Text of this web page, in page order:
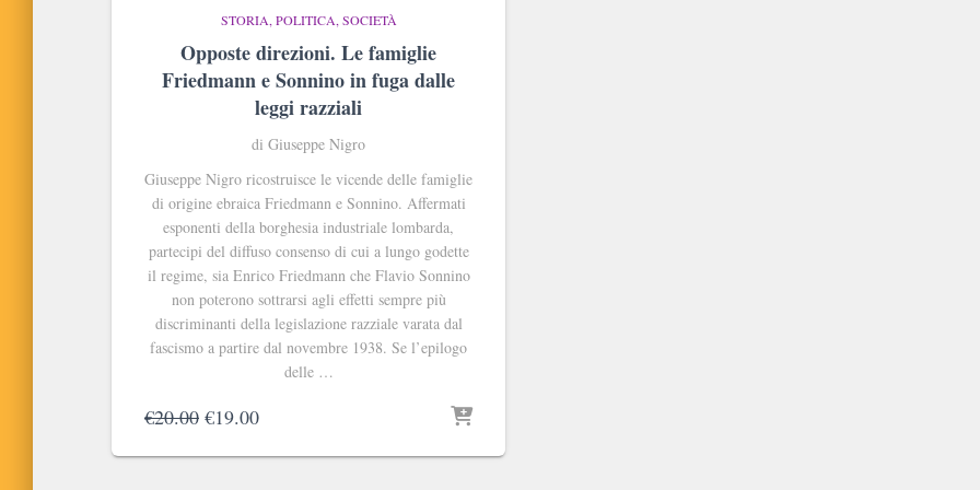
STORIA, POLITICA, SOCIETÀ
Opposte direzioni. Le famiglie
Friedmann e Sonnino in fuga dalle
leggi razziali
di Giuseppe Nigro
Giuseppe Nigro ricostruisce le vicende delle famiglie
di origine ebraica Friedmann e Sonnino. Affermati
esponenti della borghesia industriale lombarda,
partecipi del diffuso consenso di cui a lungo godette
il regime, sia Enrico Friedmann che Flavio Sonnino
non poterono sottrarsi agli effetti sempre più
discriminanti della legislazione razziale varata dal
fascismo a partire dal novembre 1938. Se l’epilogo
delle …
€20.00 Il
originale
€19.00Il
attuale